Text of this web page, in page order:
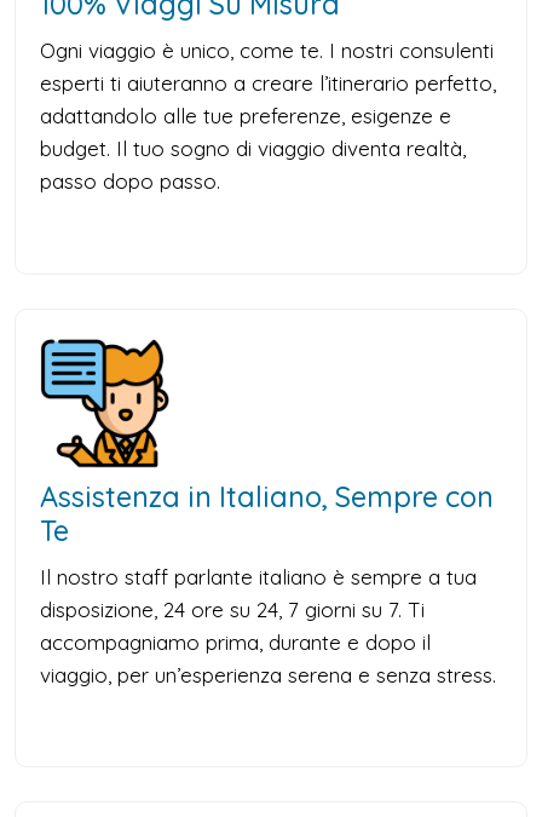
Ogni viaggio è unico, come te. I nostri consulenti
esperti ti aiuteranno a creare l’itinerario perfetto,
adattandolo alle tue preferenze, esigenze e
budget. Il tuo sogno di viaggio diventa realtà,
passo dopo passo.
Assistenza in Italiano, Sempre con
Te
Il nostro staff parlante italiano è sempre a tua
disposizione, 24 ore su 24, 7 giorni su 7. Ti
accompagniamo prima, durante e dopo il
viaggio, per un’esperienza serena e senza stress.